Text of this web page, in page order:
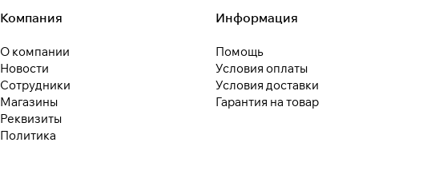
Компания
О компании
Новости
Сотрудники
Магазины
Реквизиты
Политика
Информация
Помощь
Условия оплаты
Условия доставки
Гарантия на товар